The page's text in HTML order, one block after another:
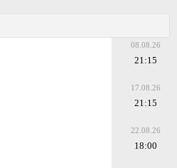
08.08.26
21:15
17.08.26
21:15
22.08.26
18:00